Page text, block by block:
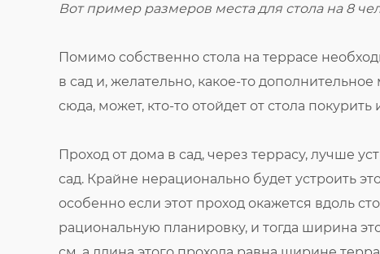
Вот пример размеров места для стола на 8
Помимо собственно стола на террасе
в сад и, желательно, какое-то
сюда, может, кто-то отойдет от стола покурить
Проход от дома в сад, через террасу, лучше
сад. Крайне нерационально будет устроить
особенно если этот проход окажется вдоль
рациональную планировку, и тогда ширина